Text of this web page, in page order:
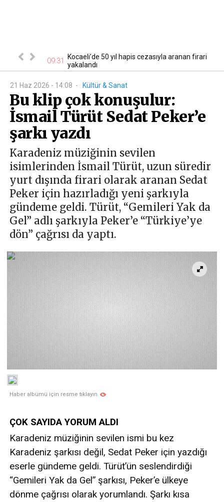
sağ
09:31 Kocaeli’de 50 yıl hapis cezasıyla aranan firari
yakalandı
21 Haz 2026 - 14:08 - Kültür & Sanat
Bu klip çok konuşulur:
İsmail Türüt Sedat Peker’e
şarkı yazdı
Karadeniz müziğinin sevilen
isimlerinden İsmail Türüt, uzun süredir
yurt dışında firari olarak aranan Sedat
Peker için hazırladığı yeni şarkıyla
gündeme geldi. Türüt, “Gemileri Yak da
Gel” adlı şarkıyla Peker’e “Türkiye’ye
dön” çağrısı da yaptı.
Haber albümü için resme tıklayın
ÇOK SAYIDA YORUM ALDI
Karadeniz müziğinin sevilen ismi bu kez
Karadeniz şarkısı değil, Sedat Peker için yazdığı
eserle gündeme geldi. Türüt’ün seslendirdiği
“Gemileri Yak da Gel” şarkısı, Peker’e ülkeye
dönme çağrısı olarak yorumlandı. Şarkı kısa